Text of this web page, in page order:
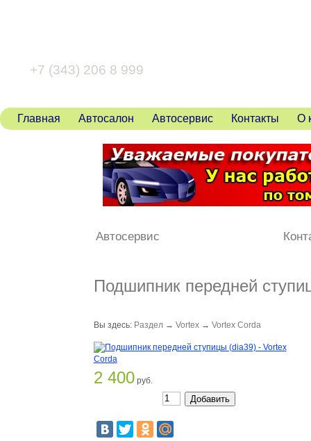
+7 (343) 206 8 999
Главная Автосалон Автосервис Контакты О
Автосервис
Подшипник передней
Вы здесь: Раздел→ Vortex→ Vortex Corda
2 400 руб.